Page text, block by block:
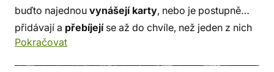
buďto najednou vynášejí karty, nebo je postupně
přidávají a přebíjejíse až do chvíle, než jeden z nich
vezme celý
Pokračovat